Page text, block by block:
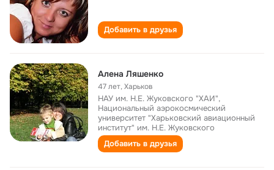
Добавить в друзья
Алена Ляшенко
47 лет,Харьков
НАУ им. Н.Е. Жуковского "ХАИ",
Национальный аэрокосмический
университет "Харьковский авиационный
институт" им. Н.Е. Жуковского
Добавить в друзья